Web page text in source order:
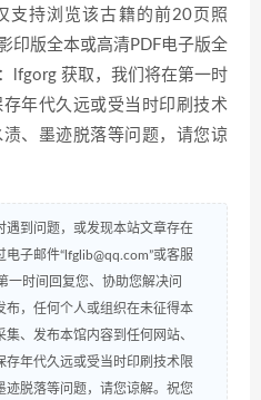
支持浏览该古籍的前20页照
印版全本或高清PDF电子版全
lfgorg 获取，我们将在第一时
年代久远或受当时印刷技术
、墨迹脱落等问题，请您谅
遇到问题，或发现本站文章存在
子邮件“lfglib@qq.com”或客服
一时间回复您、协助您解决问
布，任何个人或组织在未征得本
、发布本馆内容到任何网站、
年代久远或受当时印刷技术限
脱落等问题，请您谅解。祝您